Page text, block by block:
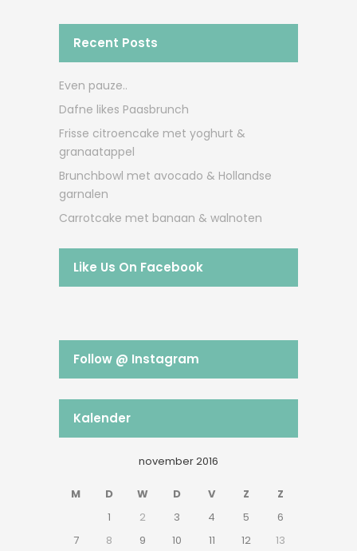
Recent Posts
Even pauze..
Dafne likes Paasbrunch
Frisse citroencake met yoghurt &
granaatappel
Brunchbowl met avocado & Hollandse
garnalen
Carrotcake met banaan & walnoten
Like Us On Facebook
Follow @ Instagram
Kalender
november 2016
M D W D V Z
Z
1
2 3 4 5
6
7
8 9 10 11 12 13